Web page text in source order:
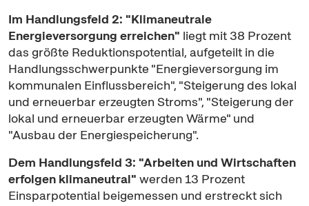
Im Handlungsfeld 2: "Klimaneutrale
Energieversorgung erreichen" liegt mit 38 Prozent
das größte Reduktionspotential, aufgeteilt in die
Handlungsschwerpunkte "Energieversorgung im
kommunalen Einflussbereich", "Steigerung des lokal
und erneuerbar erzeugten Stroms", "Steigerung der
lokal und erneuerbar erzeugten Wärme" und
"Ausbau der Energiespeicherung".
Dem Handlungsfeld 3: "Arbeiten und Wirtschaften
erfolgen klimaneutral" werden 13 Prozent
Einsparpotential beigemessen und erstreckt sich